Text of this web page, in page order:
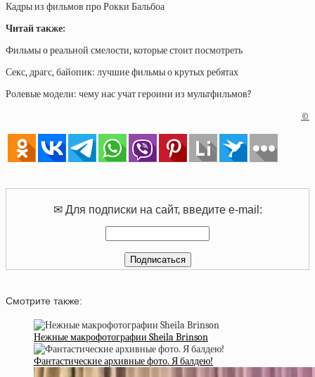
Кадры из фильмов про Рокки Бальбоа
Читай также:
Фильмы о реальной смелости, которые стоит посмотреть
Секс, драгс, байопик: лучшие фильмы о крутых ребятах
Ролевые модели: чему нас учат героини из мультфильмов?
©
✉ Для подписки на сайт, введите e-mail:
Смотрите также:
Нежные макрофотографии Sheila Brinson
Фантастические архивные фото. Я балдею!